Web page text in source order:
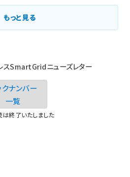
もっと見る
スSmartGridニューズレター
クナンバー
一覧
は終了いたしました